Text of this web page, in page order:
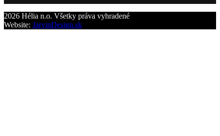
2026 Hélia n.o. Všetky práva vyhradené
Website: JarvinDesign.sk